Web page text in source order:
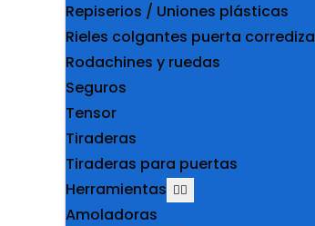
Repiserios / Uniones plásticas
Rieles colgantes puerta corrediza
Rodachines y ruedas
Seguros
Tensor
Tiraderas
Tiraderas para puertas
Herramientas
Amoladoras